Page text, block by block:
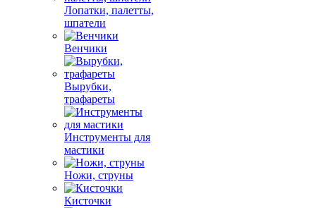
Лопатки, палетты,
шпатели
Венчики
Вырубки,
трафареты
Инструменты для
мастики
Ножи, струны
Кисточки